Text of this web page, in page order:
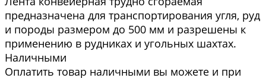
предназначена для транспортирования угля, руд
и породы размером до 500 мм и разрешены к
применению в рудниках и угольных шахтах.
Наличными
Оплатить товар наличными вы можете и при